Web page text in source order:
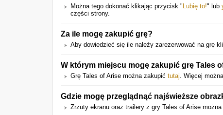
Można tego dokonać klikając przycisk " Lubię to!" lub
części strony.
Za ile mogę zakupić grę?
Aby dowiedzieć się ile należy zarezerwować na grę
W którym miejscu mogę zakupić grę Tales
Grę Tales of Arise można zakupić tutaj. Więcej
Gdzie mogę przeglądnąć najświeższe
Zrzuty ekranu oraz trailery z gry Tales of Arise